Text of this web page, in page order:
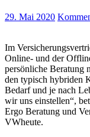
29. Mai 2020
Im
Online- und der
persönliche Beratung
den typisch hybriden
Bedarf und je nach
wir uns einstellen“,
Ergo Beratung und
VWheute.